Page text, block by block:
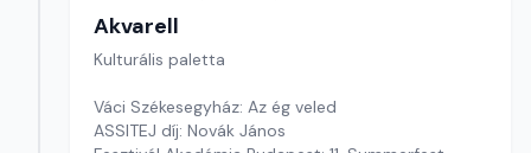
Akvarell
Kulturális paletta
Váci Székesegyház: Az ég veled
ASSITEJ díj: Novák János